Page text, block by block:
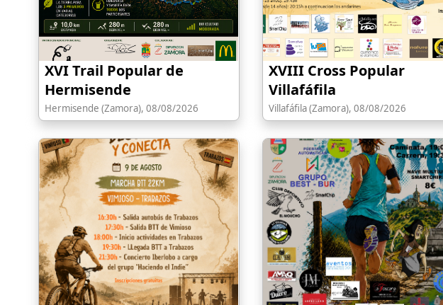
XVI Trail Popular de
Hermisende
Hermisende (Zamora), 08/08/2026
XVIII Cross Popular
Villafáfila
Villafáfila (Zamora), 08/08/2026